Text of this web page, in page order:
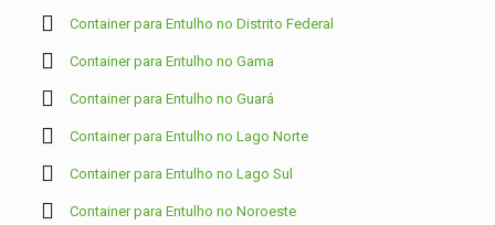
Container para Entulho no Distrito Federal
Container para Entulho no Gama
Container para Entulho no Guará
Container para Entulho no Lago Norte
Container para Entulho no Lago Sul
Container para Entulho no Noroeste